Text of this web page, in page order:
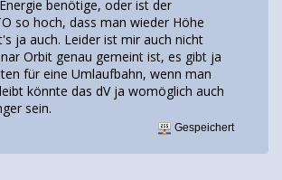
benötige, oder ist der
so hoch, dass man wieder Höhe
ja auch. Leider ist mir auch nicht
Orbit genau gemeint ist, es gibt ja
für eine Umlaufbahn, wenn man
könnte das dV ja womöglich auch
sein.
Gespeichert